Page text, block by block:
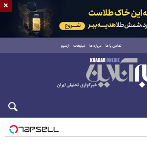
تماس با ما درباره ما تبلیغات آرشیو
شنبه ۱۷ مرداد ۱۴۰۵
×